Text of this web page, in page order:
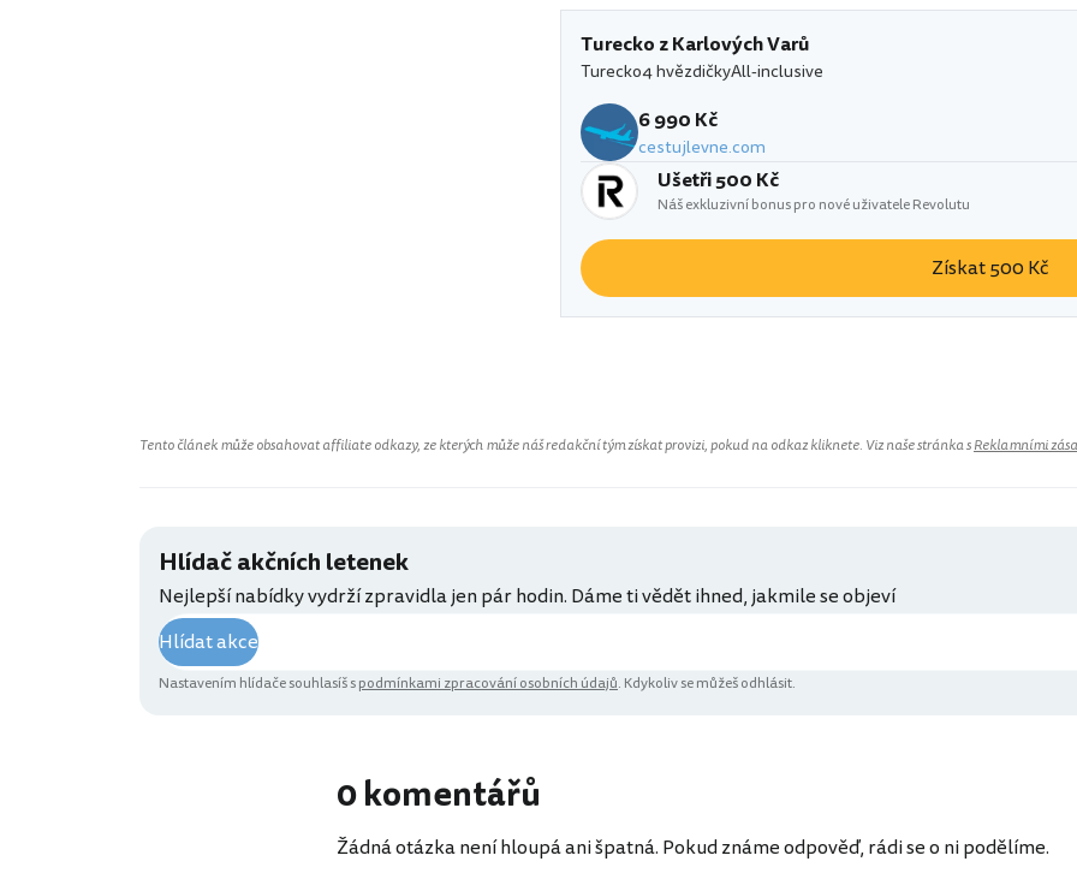
Turecko z Karlových Varů
Turecko4 hvězdičkyAll-inclusive
6 990 Kč
cestujlevne.com
Ušetři 500 Kč
Náš exkluzivní bonus pro nové uživatele Revolutu
Získat 500 Kč
Tento článek může obsahovat affiliate odkazy, ze kterých může náš redakční tým získat provizi, pokud na odkaz kliknete. Viz naše stránka sReklamními
Hlídač akčních letenek
Nejlepší nabídky vydrží zpravidla jen pár hodin. Dáme ti vědět ihned, jakmile se objeví
Hlídat akce
Nastavením hlídače souhlasíš spodmínkami zpracování osobních údajů. Kdykoliv se můžeš odhlásit.
0 komentářů
Žádná otázka není hloupá ani špatná. Pokud známe odpověď, rádi se o ni podělíme.